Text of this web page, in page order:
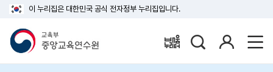
이 누리집은 대한민국 공식 전자정부 누리집입니다.
배움누리터